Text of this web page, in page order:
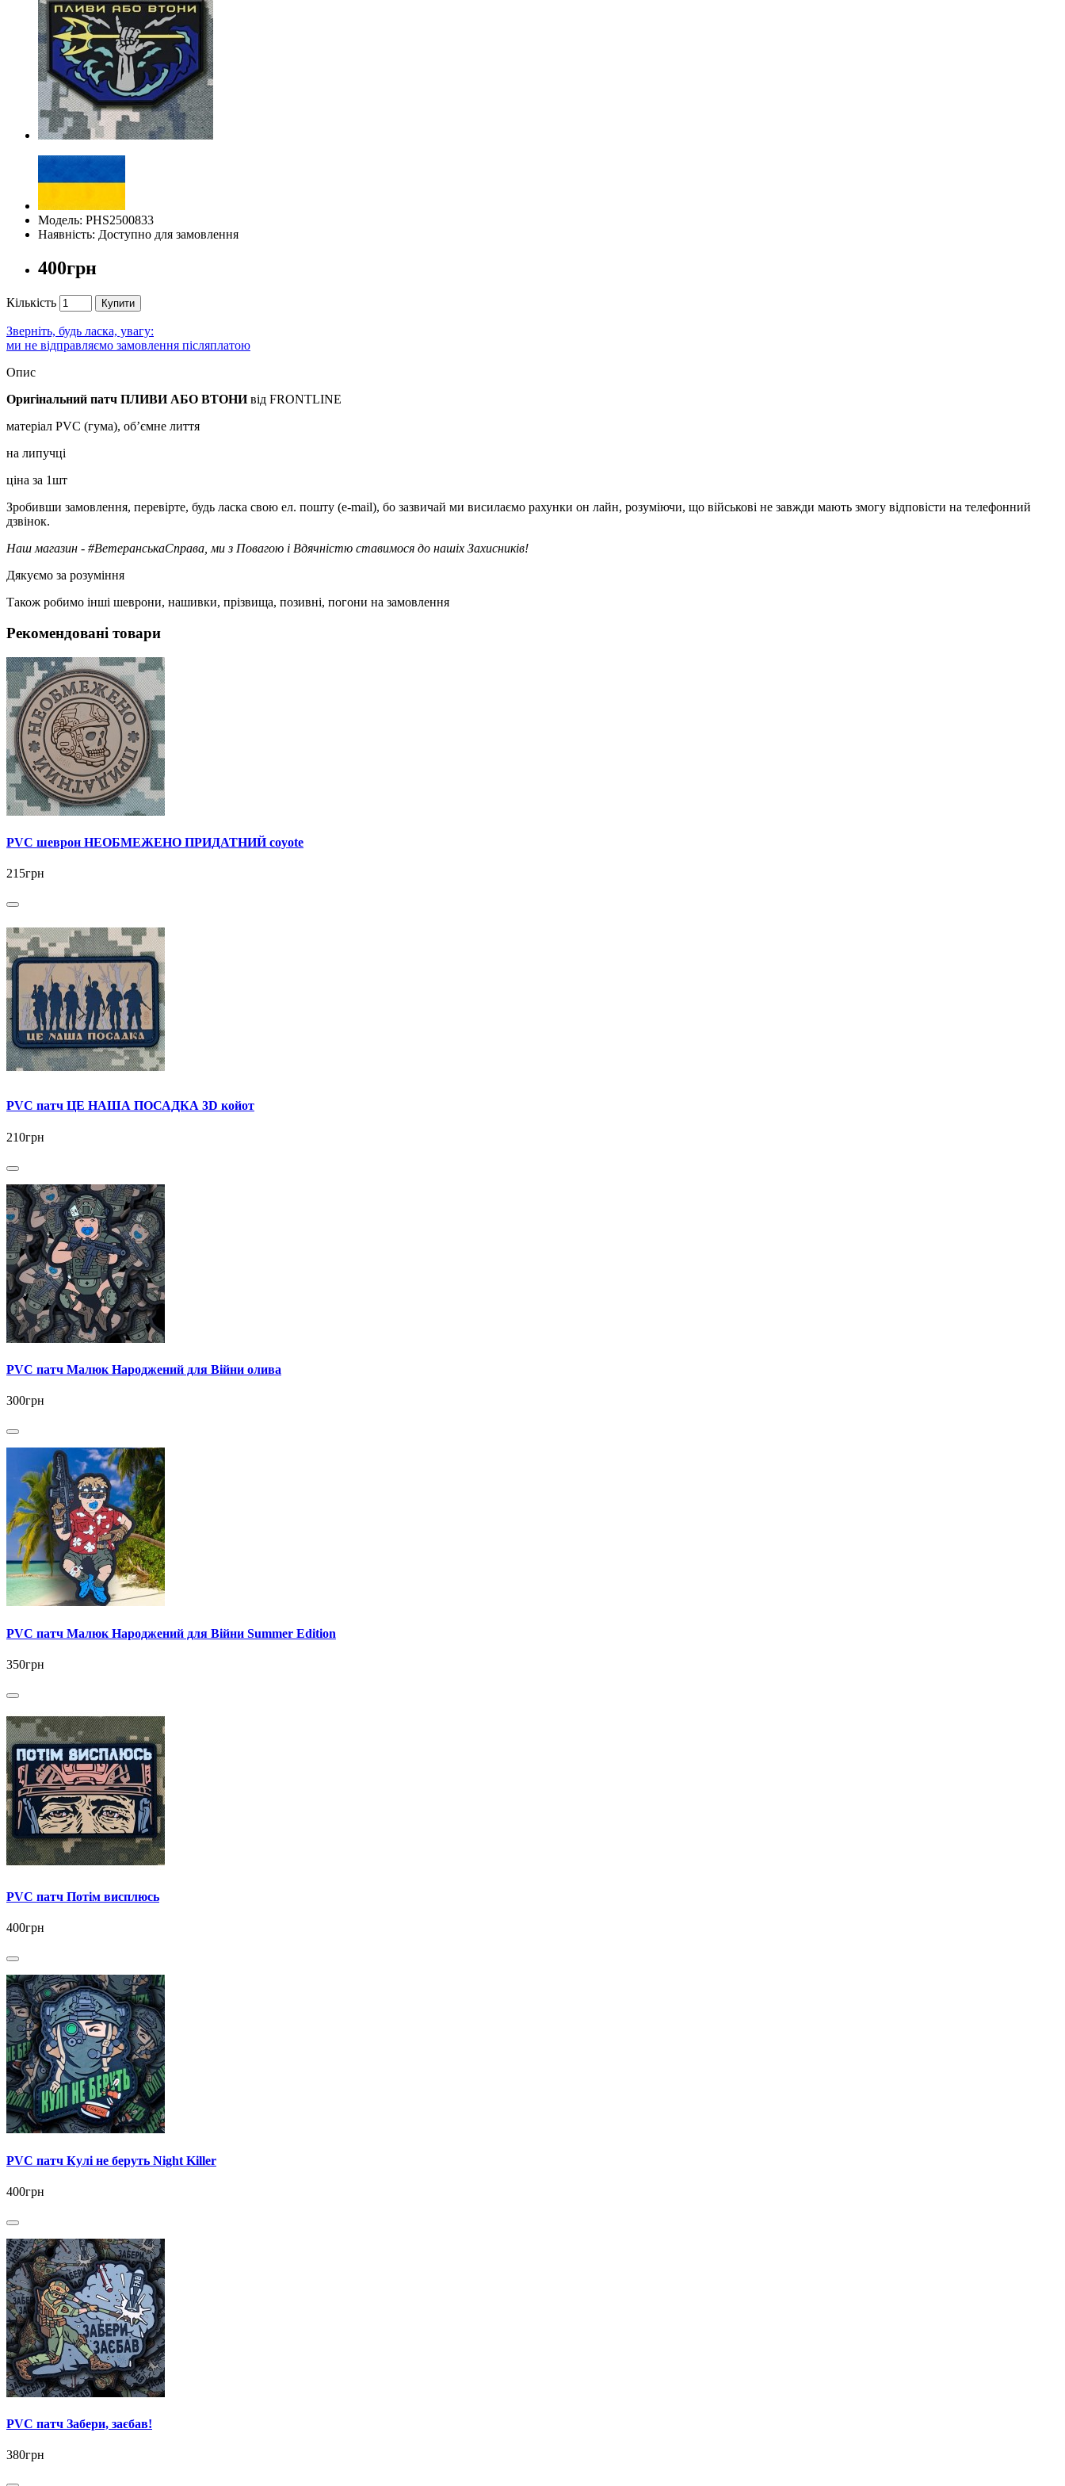
Модель: PHS2500833
Наявність: Доступно для замовлення
400грн
Кількість Купити
Зверніть, будь ласка, увагу:
ми не відправляємо замовлення післяплатою
Опис
Оригінальний патч ПЛИВИ АБО ВТОНИвід FRONTLINE
матеріал PVC (гума), об’ємне лиття
на липучці
ціна за 1шт
Зробивши замовлення, перевірте, будь ласка свою ел. пошту (e-mail), бо зазвичай ми висилаємо рахунки он лайн, розуміючи, що військові не завжди мають змогу відповісти на телефонний
дзвінок.
Наш магазин - #ВетеранськаСправа, ми з Повагою і Вдячністю ставимося до нашіх Захисників!
Дякуємо за розуміння
Також робимо інші шеврони, нашивки, прізвища, позивні, погони на замовлення
Рекомендовані товари
PVC шеврон НЕОБМЕЖЕНО ПРИДАТНИЙ coyote
215грн
PVC патч ЦЕ НАША ПОСАДКА 3D койот
210грн
PVC патч Малюк Народжений для Війни олива
300грн
PVC патч Малюк Народжений для Війни Summer Edition
350грн
PVC патч Потім висплюсь
400грн
PVC патч Кулі не беруть Night Killer
400грн
PVC патч Забери, заєбав!
380грн